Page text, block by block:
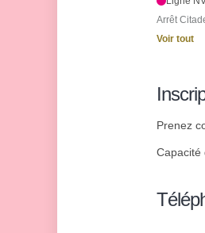
Arrêt
Voir tout
Prenez
Capacité